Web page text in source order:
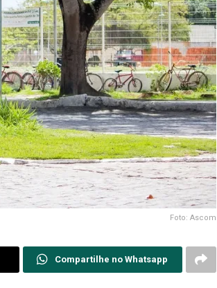
Foto: Ascom
Compartilhe no Whatsapp